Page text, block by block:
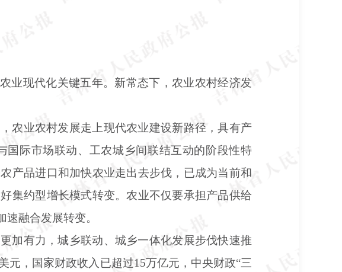
业现代化关键五年。新常态下，农业农村经济发
农业农村发展走上现代农业建设新路径，具有产
际市场联动、工农城乡间联结互动的阶段性特
产品进口和加快农业走出去步伐，已成为当前和
集约型增长模式转变。农业不仅要承担产品供给
融合发展转变。
加有力，城乡联动、城乡一体化发展步伐快速推
元，国家财政收入已超过15万亿元，中央财政“三